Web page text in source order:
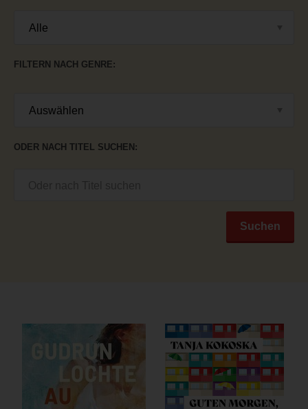
FILTERN NACH GENRE
ODER NACH TITEL SUCHEN
Suchen